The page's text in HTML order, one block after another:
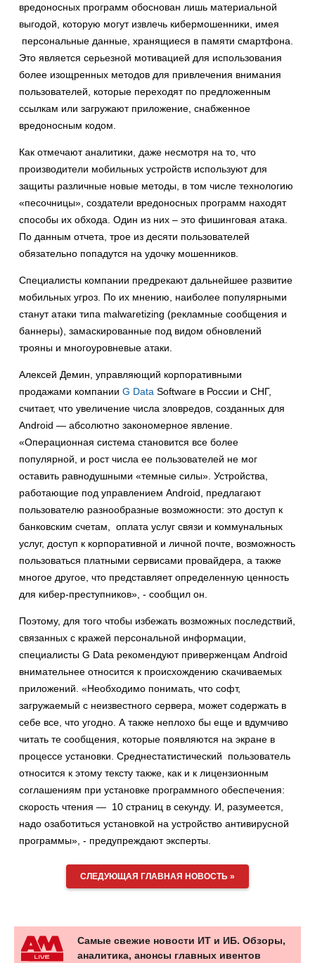
вредоносных программ обоснован лишь материальной
выгодой, которую могут извлечь кибермошенники, имея
персональные данные, хранящиеся в памяти смартфона.
Это является серьезной мотивацией для использования
более изощренных методов для привлечения внимания
пользователей, которые переходят по предложенным
ссылкам или загружают приложение, снабженное
вредоносным кодом.
Как отмечают аналитики, даже несмотря на то, что
производители мобильных устройств используют для
защиты различные новые методы, в том числе технологию
«песочницы», создатели вредоносных программ находят
способы их обхода. Один из них – это фишинговая атака.
По данным отчета, трое из десяти пользователей
обязательно попадутся на удочку мошенников.
Специалисты компании предрекают дальнейшее развитие
мобильных угроз. По их мнению, наиболее популярными
станут атаки типа malwaretizing (рекламные сообщения и
баннеры), замаскированные под видом обновлений
трояны и многоуровневые атаки.
Алексей Демин, управляющий корпоративными
продажами компании G Data Software в России и СНГ,
считает, что увеличение числа зловредов, созданных для
Android — абсолютно закономерное явление.
«Операционная система становится все более
популярной, и рост числа ее пользователей не мог
оставить равнодушными «темные силы». Устройства,
работающие под управлением Android, предлагают
пользователю разнообразные возможности: это доступ к
банковским счетам, оплата услуг связи и коммунальных
услуг, доступ к корпоративной и личной почте, возможность
пользоваться платными сервисами провайдера, а также
многое другое, что представляет определенную ценность
для кибер-преступников», - сообщил он.
Поэтому, для того чтобы избежать возможных последствий,
связанных с кражей персональной информации,
специалисты G Data рекомендуют приверженцам Android
внимательнее относится к происхождению скачиваемых
приложений. «Необходимо понимать, что софт,
загружаемый с неизвестного сервера, может содержать в
себе все, что угодно. А также неплохо бы еще и вдумчиво
читать те сообщения, которые появляются на экране в
процессе установки. Среднестатистический пользователь
относится к этому тексту также, как и к лицензионным
соглашениям при установке программного обеспечения:
скорость чтения — 10 страниц в секунду. И, разумеется,
надо озаботиться установкой на устройство антивирусной
программы», - предупреждают эксперты.
СЛЕДУЮЩАЯ ГЛАВНАЯ НОВОСТЬ »
Самые свежие новости ИТ и ИБ. Обзоры,
аналитика, анонсы главных ивентов